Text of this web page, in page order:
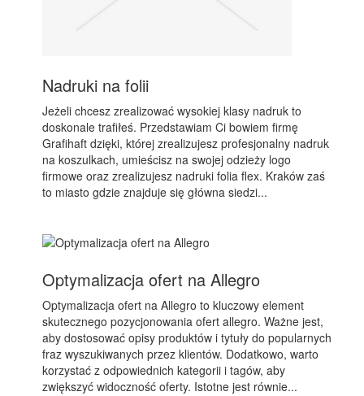
Nadruki na folii
Jeżeli chcesz zrealizować wysokiej klasy nadruk to
doskonale trafiłeś. Przedstawiam Ci bowiem firmę
Grafihaft dzięki, której zrealizujesz profesjonalny nadruk
na koszulkach, umieścisz na swojej odzieży logo
firmowe oraz zrealizujesz nadruki folia flex. Kraków zaś
to miasto gdzie znajduje się główna siedzi...
Optymalizacja ofert na Allegro
Optymalizacja ofert na Allegro to kluczowy element
skutecznego pozycjonowania ofert allegro. Ważne jest,
aby dostosować opisy produktów i tytuły do popularnych
fraz wyszukiwanych przez klientów. Dodatkowo, warto
korzystać z odpowiednich kategorii i tagów, aby
zwiększyć widoczność oferty. Istotne jest równie...